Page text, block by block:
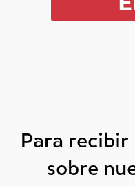
Para recibir
sobre